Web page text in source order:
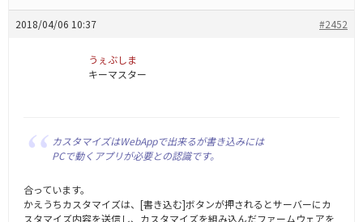
2018/04/06 10:37 #2452
うぇぶしま
キーマスター
カスタマイズはWebAppで出来るが書き込みには
PCで動くアプリが必要との認識です。
合っています。
かえうちカスタマイズは、[書き込む]ボタンが押されるとサーバーにカ
スタマイズ内容を送信し、カスタマイズを組み込んだファームウェアを